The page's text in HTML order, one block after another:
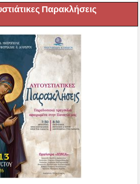
Παρακλήσεις